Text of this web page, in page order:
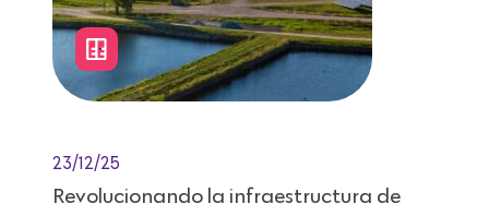
23/12/25
Revolucionando la infraestructura de